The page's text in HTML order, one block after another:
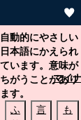
本文へスキップする
自動的にやさしい
日本語にかえられ
ています。意味が
ちがうことがあり
ます。
ふ
言
も
マイ